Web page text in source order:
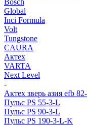
Bosch
Global
Inci Formula
Volt
Tungstone
CAURA
Актех
VARTA
Next Level
-
Актех зверь азия efb
Пульс PS 55-3-L
Пульс PS 90-3-L
Пульс PS 190-3-L-K